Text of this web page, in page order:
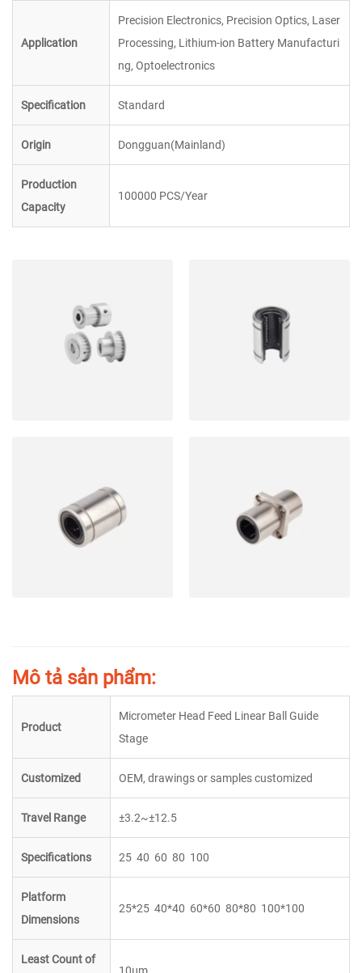
Application
Precision Electronics, Precision Optics, Laser
Processing, Lithium-ion Battery Manufacturi
ng, Optoelectronics
Specification Standard
Origin Dongguan(Mainland)
Production
Capacity
100000 PCS/Year
Mô tả sản phẩm:
Product
Micrometer Head Feed Linear Ball Guide
Stage
Customized OEM, drawings or samples customized
Travel Range ±3.2~±12.5
Specifications 25 40 60 80 100
Platform
Dimensions
25*25 40*40 60*60 80*80 100*100
Least Count of